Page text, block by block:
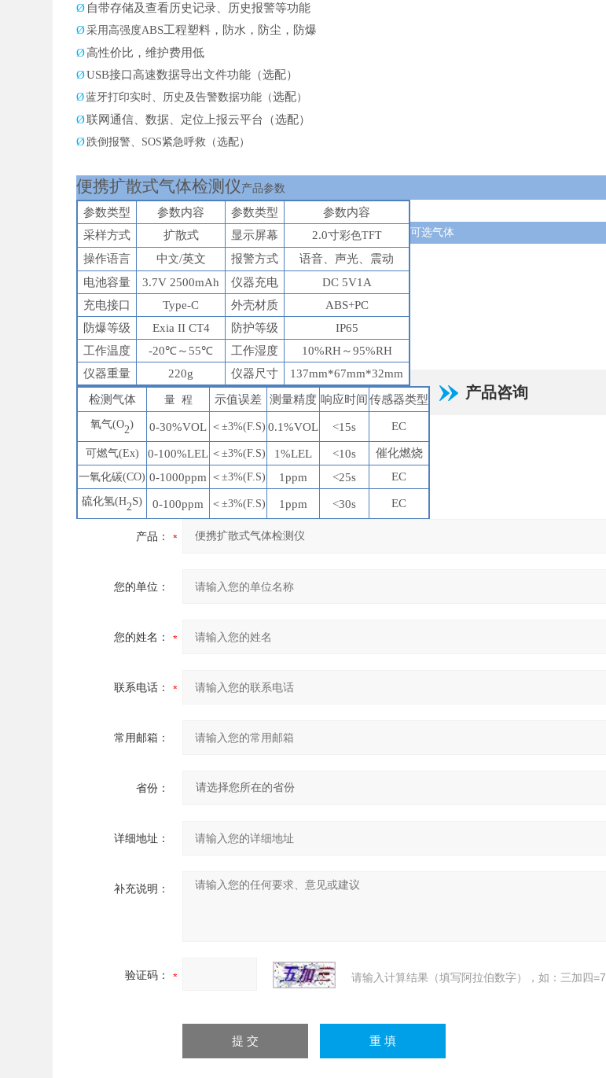
Ø 自带存储及查看历史记录、历史报警等功能
Ø采用高强度ABS工程塑料，防水，防尘，防爆
Ø高性价比，维护费用低
ØUSB接口高速数据导出文件功能（选配）
Ø蓝牙打印实时、历史及告警数据功能（选配）
Ø联网通信、数据、定位上报云平台（选配）
Ø 跌倒报警、 SOS紧急呼救（选配）
便携扩散式气体检测仪 产品参数
参数类型 参数内容 参数类型
参数内容
采样方式
扩散式 显示屏幕 2.0寸彩色TFT
操作语言 中文/英文 报警方式
语音、声光、震动
电池容量
3.7V 2500mAh 仪器充电
DC 5V1A
充电接口
Type-C 外壳材质
ABS+PC
防爆等级
Exia II CT4 防护等级
IP65
工作温度
-20℃～55℃ 工作湿度
10%RH～95%RH
仪器重量
220g 仪器尺寸 137mm*67mm*32mm
可选气体
检测气体 量 程 示值误差 测量精度 响应时间 传感器类型
氧气(O2) 0-30%VOL ＜±3%(F.S) 0.1%VOL <15s EC
可燃气(Ex) 0-100%LEL ＜±3%(F.S) 1%LEL <10s 催化燃烧
一氧化碳(CO) 0-1000ppm ＜±3%(F.S) 1ppm <25s EC
硫化氢(H2S) 0-100ppm ＜±3%(F.S) 1ppm <30s EC
产品咨询
产品：
您的单位：
您的姓名：
联系电话：
常用邮箱：
省份：
详细地址：
补充说明：
验证码： 请输入计算结果（填写阿拉伯数字），如：三加四=7